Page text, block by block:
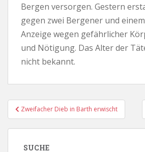
Bergen versorgen. Gestern
gegen zwei Bergener und
Anzeige wegen gefährlicher
und Nötigung. Das Alter der
nicht bekannt.
Beitragsnavigation
Zweifacher Dieb in Barth erwischt
SUCHE